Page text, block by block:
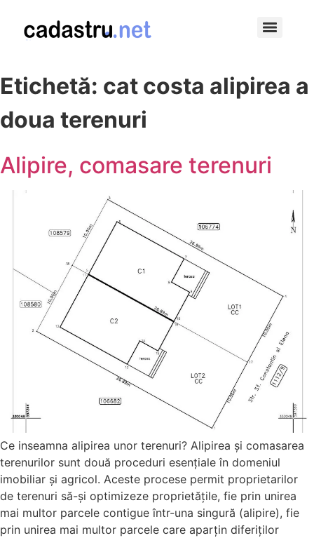
Etichetă: cat costa alipirea a
doua terenuri
Alipire, comasare terenuri
Ce inseamna alipirea unor terenuri? Alipirea și comasarea
terenurilor sunt două proceduri esențiale în domeniul
imobiliar și agricol. Aceste procese permit proprietarilor
de terenuri să-și optimizeze proprietățile, fie prin unirea
mai multor parcele contigue într-una singură (alipire), fie
prin unirea mai multor parcele care aparțin diferiților